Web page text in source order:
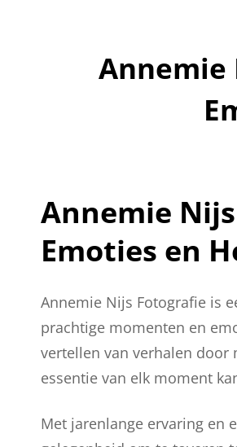
Annemie
Annemie
Emoties en
Annemie Nijs Fotografie is
prachtige momenten en
vertellen van verhalen door
essentie van elk moment
Met jarenlange ervaring en